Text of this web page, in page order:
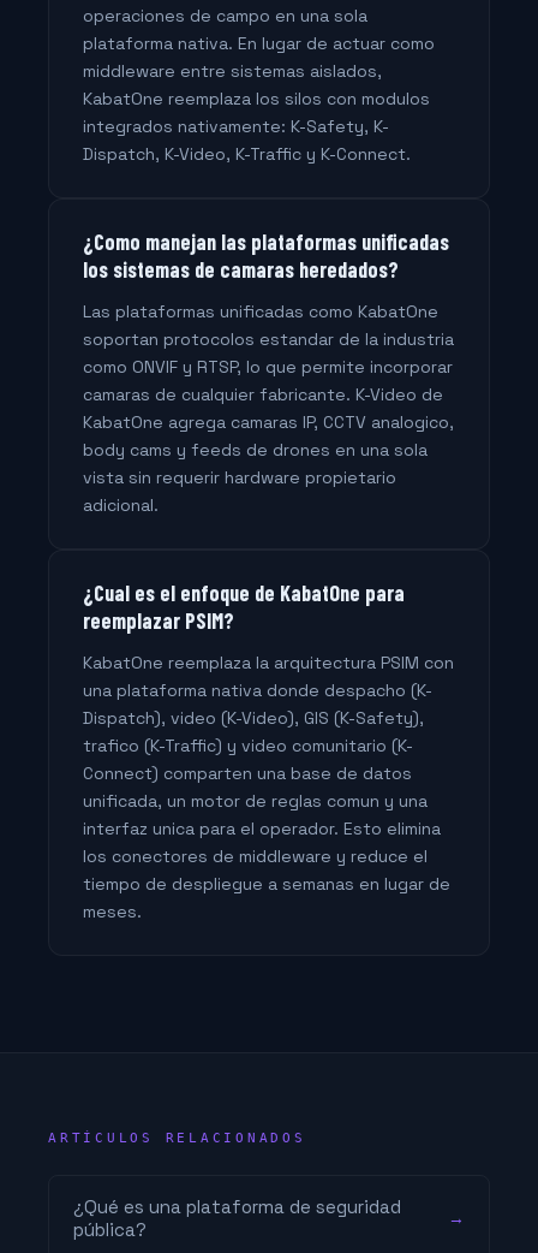
operaciones de campo en una sola
plataforma nativa. En lugar de actuar como
middleware entre sistemas aislados,
KabatOne reemplaza los silos con modulos
integrados nativamente: K-Safety, K-
Dispatch, K-Video, K-Traffic y K-Connect.
¿Como manejan las plataformas unificadas
los sistemas de camaras heredados?
Las plataformas unificadas como KabatOne
soportan protocolos estandar de la industria
como ONVIF y RTSP, lo que permite incorporar
camaras de cualquier fabricante. K-Video de
KabatOne agrega camaras IP, CCTV analogico,
body cams y feeds de drones en una sola
vista sin requerir hardware propietario
adicional.
¿Cual es el enfoque de KabatOne para
reemplazar PSIM?
KabatOne reemplaza la arquitectura PSIM con
una plataforma nativa donde despacho (K-
Dispatch), video (K-Video), GIS (K-Safety),
trafico (K-Traffic) y video comunitario (K-
Connect) comparten una base de datos
unificada, un motor de reglas comun y una
interfaz unica para el operador. Esto elimina
los conectores de middleware y reduce el
tiempo de despliegue a semanas en lugar de
meses.
ARTÍCULOS RELACIONADOS
¿Qué es una plataforma de seguridad
pública?
→